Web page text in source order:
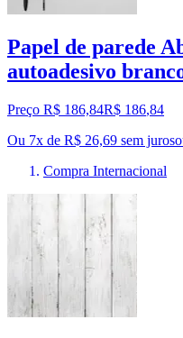
Papel de parede
autoadesivo
Preço R$ 186,84R$ 186,84
Ou 7x de R$ 26,69 sem juros
Compra Internacional